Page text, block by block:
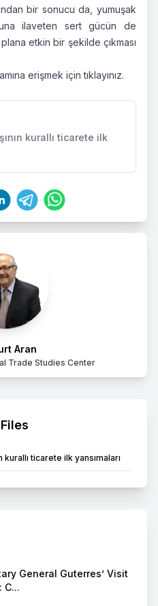
Aran
Trade Studies Center
kurallı ticarete ilk yansımaları
General Guterres’ Visit
C...
bir sonucu da, yumuşak
ilaveten sert gücün de
etkin bir şekilde çıkması
erişmek içintıklayınız.
kurallı ticarete ilk